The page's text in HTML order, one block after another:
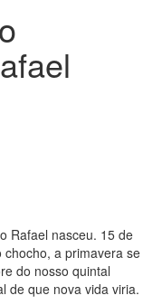
Rafael nasceu. 15 de
a primavera se
do nosso quintal
de que nova vida viria.